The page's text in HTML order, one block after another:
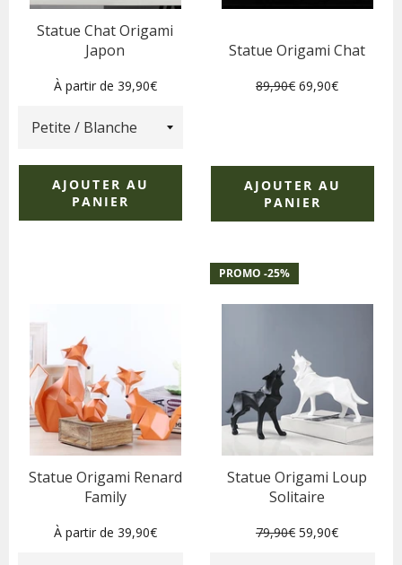
Statue Chat Origami
Japon
À partir de 39,90€
AJOUTER AU
PANIER
Statue Origami Chat
Prix
89,90€ Prix
69,90€
AJOUTER AU
PANIER
Statue Origami Renard
Family
À partir de 39,90€
Statue Origami Loup
Solitaire
Prix
79,90€ Prix
59,90€
PROMO -25%